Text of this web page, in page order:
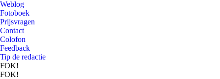
Weblog
Fotoboek
Prijsvragen
Contact
Colofon
Feedback
Tip de redactie
FOK!
FOK!